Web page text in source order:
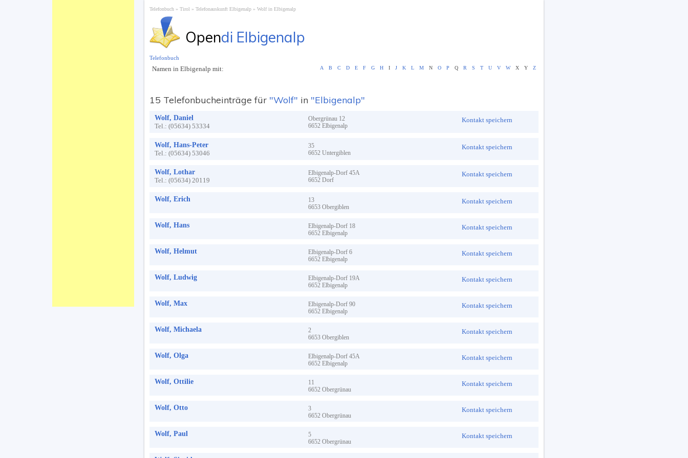
Telefonbuch Tirol Telefonauskunft Elbigenalp Wolf in Elbigenalp
Opendi Elbigenalp
Namen in Elbigenalp mit: A B C D E F G H I J K L M N O P Q R S T U V W X Y Z
15 Telefonbucheinträge für "Wolf" in "Elbigenalp"
Wolf, Daniel
Tel.: (05634) 53334
Obergrünau 12
6652 Elbigenalp
Kontakt speichern
Wolf, Hans-Peter
Tel.: (05634) 53046
35
6652 Untergiblen
Kontakt speichern
Wolf, Lothar
Tel.: (05634) 20119
Elbigenalp-Dorf 45A
6652 Dorf
Kontakt speichern
Wolf, Erich
13
6653 Obergiblen
Kontakt speichern
Wolf, Hans Elbigenalp-Dorf 18
6652 Elbigenalp
Kontakt speichern
Wolf, Helmut Elbigenalp-Dorf 6
6652 Elbigenalp
Kontakt speichern
Wolf, Ludwig Elbigenalp-Dorf 19A
6652 Elbigenalp
Kontakt speichern
Wolf, Max Elbigenalp-Dorf 90
6652 Elbigenalp
Kontakt speichern
Wolf, Michaela
2
6653 Obergiblen
Kontakt speichern
Wolf, Olga Elbigenalp-Dorf 45A
6652 Elbigenalp
Kontakt speichern
Wolf, Ottilie
11
6652 Obergrünau
Kontakt speichern
Wolf, Otto
3
6652 Obergrünau
Kontakt speichern
Wolf, Paul
5
6652 Obergrünau
Kontakt speichern
Telefonbuch